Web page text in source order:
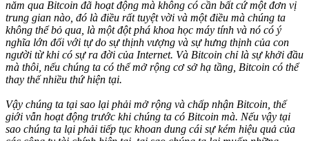
năm qua Bitcoin đã hoạt động mà không có cần bất cứ một đơn vị
trung gian nào, đó là điều rất tuyệt vời và một điều mà chúng ta
không thể bỏ qua, là một đột phá khoa học máy tính và nó có ý
nghĩa lớn đối với tự do sự thịnh vượng và sự hưng thịnh của con
người từ khi có sự ra đời của Internet. Và Bitcoin chỉ là sự khởi đầu
mà thôi, nếu chúng ta có thể mở rộng cơ sở hạ tầng, Bitcoin có thể
thay thế nhiều thứ hiện tại.
Vậy chúng ta tại sao lại phải mở rộng và chấp nhận Bitcoin, thế
giới vẫn hoạt động trước khi chúng ta có Bitcoin mà. Nếu vậy tại
sao chúng ta lại phải tiếp tục khoan dung cái sự kém hiệu quả của